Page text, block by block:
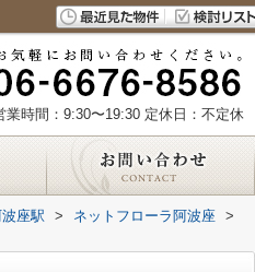
業時間：9:30〜19:30 定休日：不定休
波座駅 > ネットフローラ阿波座 >